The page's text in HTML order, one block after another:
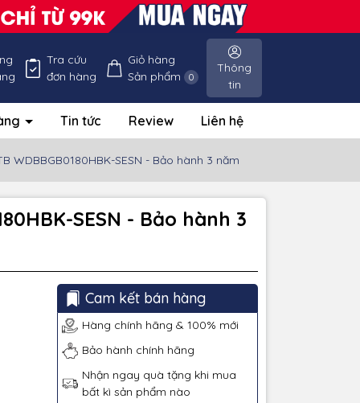
Tra cứu
đơn hàng
Giỏ hàng
Sản phẩm 0
Thông
tin
Tin tức Review Liên hệ
WDBBGB0180HBK-SESN - Bảo hành 3 năm
SESN - Bảo hành 3
Cam kết bán hàng
Hàng chính hãng & 100% mới
Bảo hành chính hãng
Nhận ngay quà tặng khi mua
bất kì sản phẩm nào